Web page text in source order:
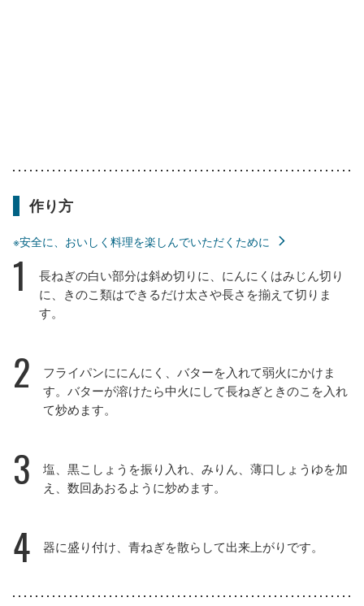
作り方
※安全に、おいしく料理を楽しんでいただくために
1
長ねぎの白い部分は斜め切りに、にんにくはみじん切り
に、きのこ類はできるだけ太さや長さを揃えて切りま
す。
2
フライパンににんにく、バターを入れて弱火にかけま
す。バターが溶けたら中火にして長ねぎときのこを入れ
て炒めます。
3
塩、黒こしょうを振り入れ、みりん、薄口しょうゆを加
え、数回あおるように炒めます。
4 器に盛り付け、青ねぎを散らして出来上がりです。